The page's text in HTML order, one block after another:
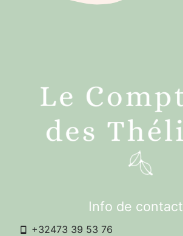
Info de contact
+32473 39 53 76